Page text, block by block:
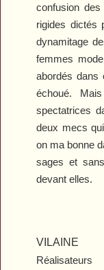
confusion
rigides dictés
dynamitage
femmes
abordés dans
échoué.
spectatrices
deux mecs
on ma bonne
sages et
devant elles.
VILAINE
Réalisateurs